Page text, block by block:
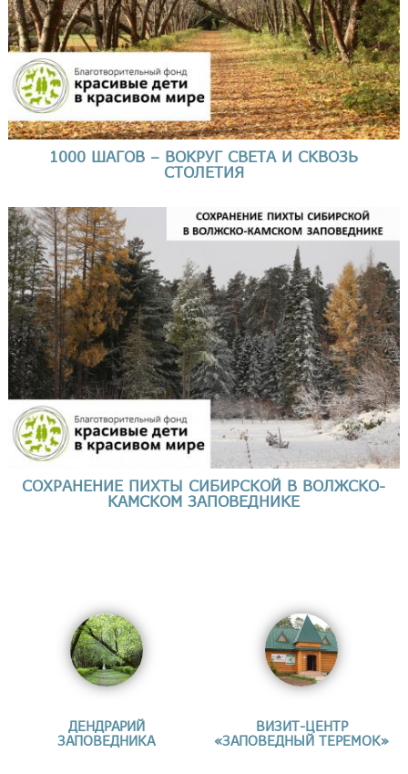
1000 ШАГОВ – ВОКРУГ СВЕТА И СКВОЗЬ
СТОЛЕТИЯ
СОХРАНЕНИЕ ПИХТЫ СИБИРСКОЙ В ВОЛЖСКО-
КАМСКОМ ЗАПОВЕДНИКЕ
ДЕНДРАРИЙ
ЗАПОВЕДНИКА
ВИЗИТ-ЦЕНТР
«ЗАПОВЕДНЫЙ ТЕРЕМОК»